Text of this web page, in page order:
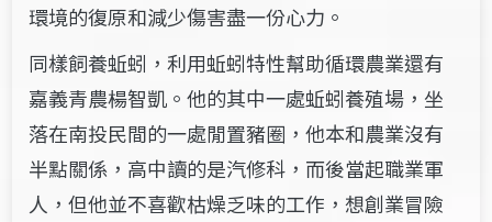
環境的復原和減少傷害盡一份心力。
同樣飼養蚯蚓，利用蚯蚓特性幫助循環農業還有
嘉義青農楊智凱。他的其中一處蚯蚓養殖場，坐
落在南投民間的一處閒置豬圈，他本和農業沒有
半點關係，高中讀的是汽修科，而後當起職業軍
人，但他並不喜歡枯燥乏味的工作，想創業冒險